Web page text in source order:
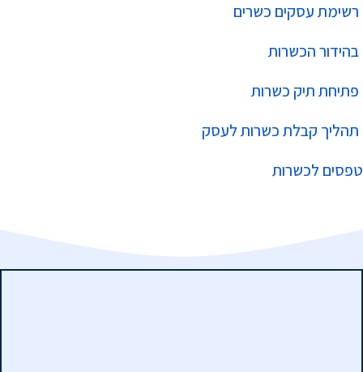
רשימת עסקים כשרים
בהידור הכשרות
פתיחת תיק כשרות
תהליך קבלת כשרות לעסק
טפסים לכשרות